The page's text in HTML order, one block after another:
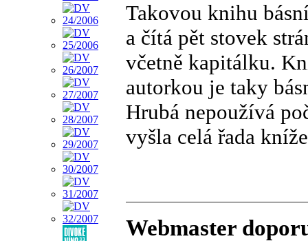
Takovou knihu
a čítá pět stovek
včetně kapitálku.
autorkou je taky
Hrubá nepoužívá
vyšla celá řada
Webmaster